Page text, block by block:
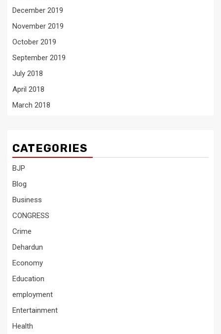
December 2019
November 2019
October 2019
September 2019
July 2018
April 2018
March 2018
CATEGORIES
BJP
Blog
Business
CONGRESS
Crime
Dehardun
Economy
Education
employment
Entertainment
Health